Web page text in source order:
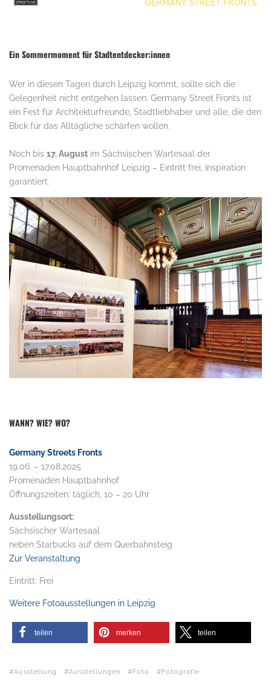
Ein Sommermoment für Stadtentdecker:innen
Wer in diesen Tagen durch Leipzig kommt, sollte sich die
Gelegenheit nicht entgehen lassen. Germany Street Fronts ist
ein Fest für Architekturfreunde, Stadtliebhaber und alle, die den
Blick für das Alltägliche schärfen wollen.
Noch bis 17. August im Sächsischen Wartesaal der
Promenaden Hauptbahnhof Leipzig – Eintritt frei, Inspiration
garantiert.
WANN? WIE? WO?
Germany Streets Fronts
19.06. – 17.08.2025
Promenaden Hauptbahnhof
Öffnungszeiten: täglich, 10 – 20 Uhr
Ausstellungsort:
Sächsischer Wartesaal
neben Starbucks auf dem Querbahnsteig
Zur Veranstaltung
Eintritt: Frei
Weitere Fotoausstellungen in Leipzig
teilen merken teilen
Ausstellung Ausstellungen Foto
Fotografie